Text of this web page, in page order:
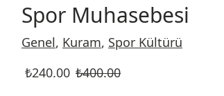
Spor Muhasebesi
Genel, Kuram, Spor Kültürü
₺400.00
₺240.00